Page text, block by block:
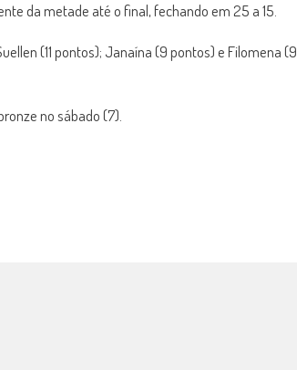
da metade até o final, fechando em 25 a 15.
(11 pontos); Janaína (9 pontos) e Filomena (9
no sábado (7).